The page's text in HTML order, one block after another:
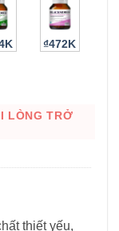
₫472K
LÒNG TRỞ
thiết yếu,